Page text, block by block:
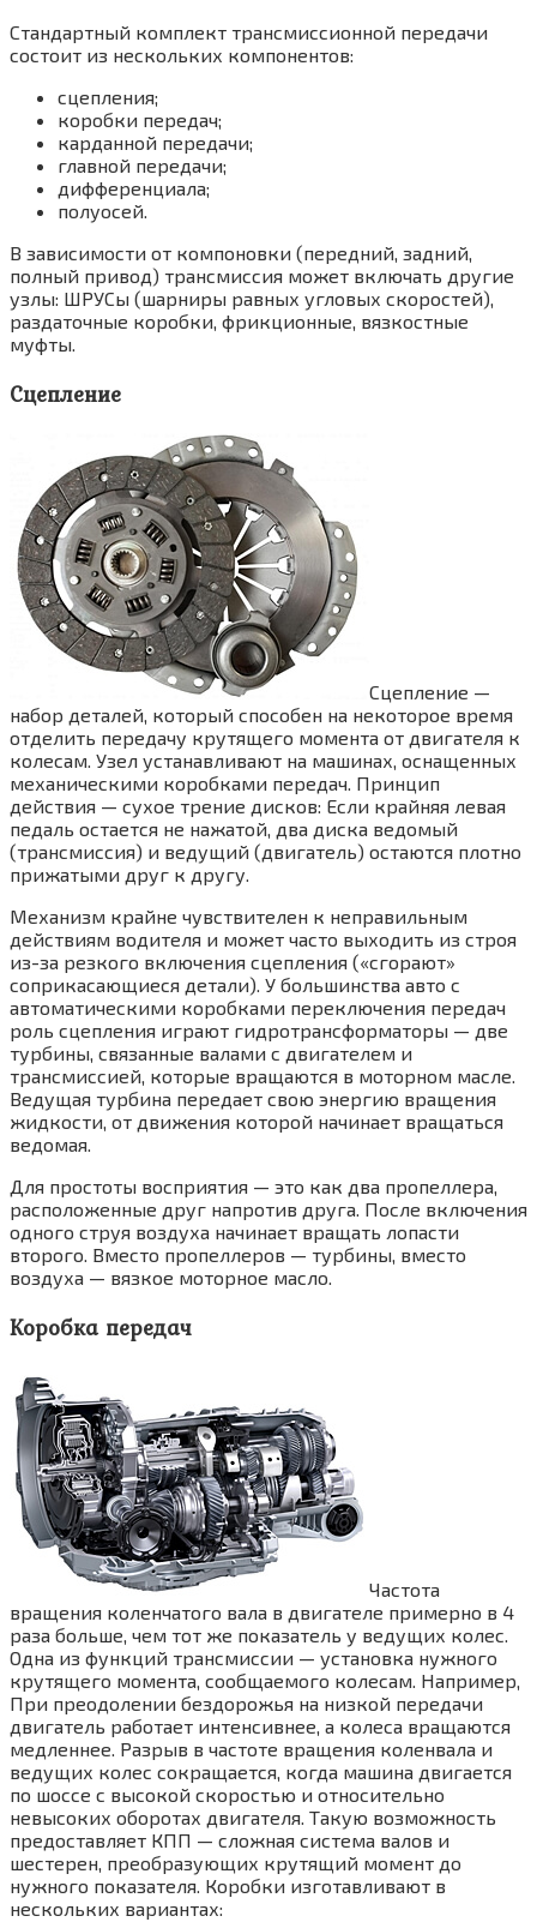
Стандартный комплект трансмиссионной передачи
состоит из нескольких компонентов:
сцепления;
коробки передач;
карданной передачи;
главной передачи;
дифференциала;
полуосей.
В зависимости от компоновки (передний, задний,
полный привод) трансмиссия может включать другие
узлы: ШРУСы (шарниры равных угловых скоростей),
раздаточные коробки, фрикционные, вязкостные
муфты.
Сцепление
Сцепление —
набор деталей, который способен на некоторое время
отделить передачу крутящего момента от двигателя к
колесам. Узел устанавливают на машинах, оснащенных
механическими коробками передач. Принцип
действия — сухое трение дисков: Если крайняя левая
педаль остается не нажатой, два диска ведомый
(трансмиссия) и ведущий (двигатель) остаются плотно
прижатыми друг к другу.
Механизм крайне чувствителен к неправильным
действиям водителя и может часто выходить из строя
из-за резкого включения сцепления («сгорают»
соприкасающиеся детали). У большинства авто с
автоматическими коробками переключения передач
роль сцепления играют гидротрансформаторы — две
турбины, связанные валами с двигателем и
трансмиссией, которые вращаются в моторном масле.
Ведущая турбина передает свою энергию вращения
жидкости, от движения которой начинает вращаться
ведомая.
Для простоты восприятия — это как два пропеллера,
расположенные друг напротив друга. После включения
одного струя воздуха начинает вращать лопасти
второго. Вместо пропеллеров — турбины, вместо
воздуха — вязкое моторное масло.
Коробка передач
Частота
вращения коленчатого вала в двигателе примерно в 4
раза больше, чем тот же показатель у ведущих колес.
Одна из функций трансмиссии — установка нужного
крутящего момента, сообщаемого колесам. Например,
При преодолении бездорожья на низкой передачи
двигатель работает интенсивнее, а колеса вращаются
медленнее. Разрыв в частоте вращения коленвала и
ведущих колес сокращается, когда машина двигается
по шоссе с высокой скоростью и относительно
невысоких оборотах двигателя. Такую возможность
предоставляет КПП — сложная система валов и
шестерен, преобразующих крутящий момент до
нужного показателя. Коробки изготавливают в
нескольких вариантах: